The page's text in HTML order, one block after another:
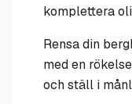
komplettera
Rensa din
med en
och ställ i